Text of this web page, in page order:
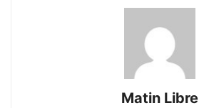
Matin Libre